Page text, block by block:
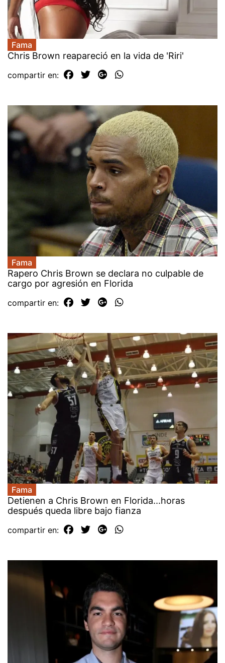
Fama
Chris Brown reapareció en la vida de 'Riri'
compartir en:
Fama
Rapero Chris Brown se declara no culpable de
cargo por agresión en Florida
compartir en:
Fama
Detienen a Chris Brown en Florida...horas
después queda libre bajo fianza
compartir en: